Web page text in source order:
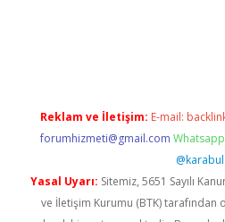
Reklam ve İletişim: E-mail:
forumhizmeti@gmail.com
@karabul
Yasal Uyarı: Sitemiz, 5651 Sayılı
ve İletişim Kurumu (BTK) tarafından